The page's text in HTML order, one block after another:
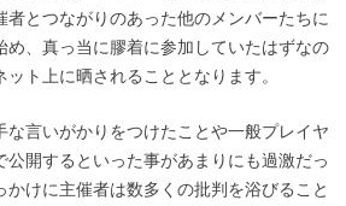
者とつながりのあった他のメンバーたちに
め、真っ当に膠着に参加していたはずなの
ト上に晒されることとなります。
な言いがかりをつけたことや一般プレイヤ
公開するといった事があまりにも過激だっ
かけに主催者は数多くの批判を浴びること